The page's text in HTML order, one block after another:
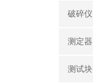
破碎仪
测定器
测试块